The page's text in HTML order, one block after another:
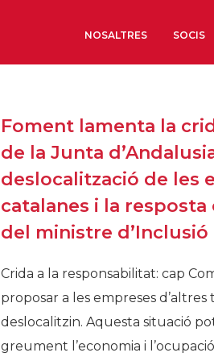
NOSALTRES SOCIS
Foment lamenta la
de la Junta
deslocalització de les
catalanes i la
del ministre d’Inclusió
Crida a la responsabilitat: cap
proposar a les empreses
deslocalitzin. Aquesta situació
greument l’economia i